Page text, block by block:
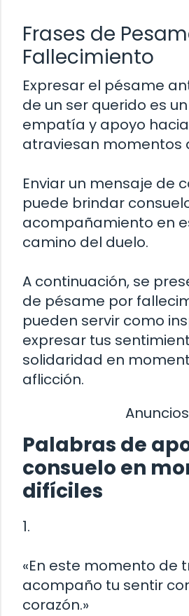
Frases de
Fallecimiento
Expresar el pésame
de un ser querido es
empatía y apoyo
atraviesan momentos
Enviar un mensaje de
puede brindar
acompañamiento en
camino del duelo.
A continuación, se
de pésame por
pueden servir como
expresar tus
solidaridad en
aflicción.
Anuncios
Palabras de
consuelo en
difíciles
1.
«En este momento de
acompaño tu sentir
corazón.»